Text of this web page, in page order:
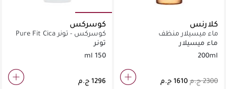
كلارنس
ماء ميسيلار منظف
ماء ميسيلار
200ml
كوسركس
كوسركس - تونر Pure Fit Cica
(150 مل)
تونر
150 ml